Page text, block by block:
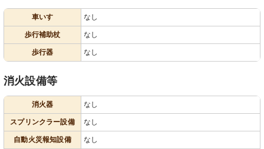
車いす なし
歩行補助杖 なし
歩行器 なし
消火設備等
消火器 なし
スプリンクラー設備 なし
自動火災報知設備 なし